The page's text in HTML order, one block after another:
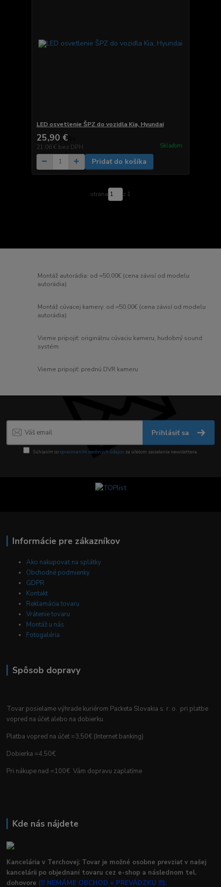
LED osvetlenie ŠPZ do vozidla Kia, Hyundai
25,90 €
21,06 € bez DPH Skladom
Pridať do košíka
strana z 1
Montáž autorádia: od =50,00€ (cena závisí od modelu
autorádia)
Montáž cúvacej kamery: od =50,00€ (cena závisí od modelu
autorádia)
Vieme pripojiť: originálnu cúvaciu kameru, hudobný sound
systém
Vieme pripojiť: prednú DVR kameru
Prihlásiť sa
Súhlasím sospracovaním osobných údajov za účelom zasielania newslettera.
Informácie pre zákazníkov
Ako nakupovať na splátky
Obchodné podmienky
GDPR
Kontakt
Reklamácia tovaru
Vrátenie tovaru
Montáž u nás
Fotogaléria
Spôsob dopravy
Tovar posielame výhrade kuriérom Packeta Slovakia s. r. o. pri platbe
vopred na účet alebo na dobierku.
Platba vopred na účet =3,50€ (Internet banking)
Dobierka =4,50€
Pri nákupe nad =100€ Vám dopravu zaplatíme
Kde nás nájdete
Kancelária v Terchovej: Tovar je možné osobne prevziať v našej
kancelárii po objednaní tovaru cez e-shop a následnom tel.
dohovore (!!! NEMÁME OBCHOD = PREVÁDZKU !!!).